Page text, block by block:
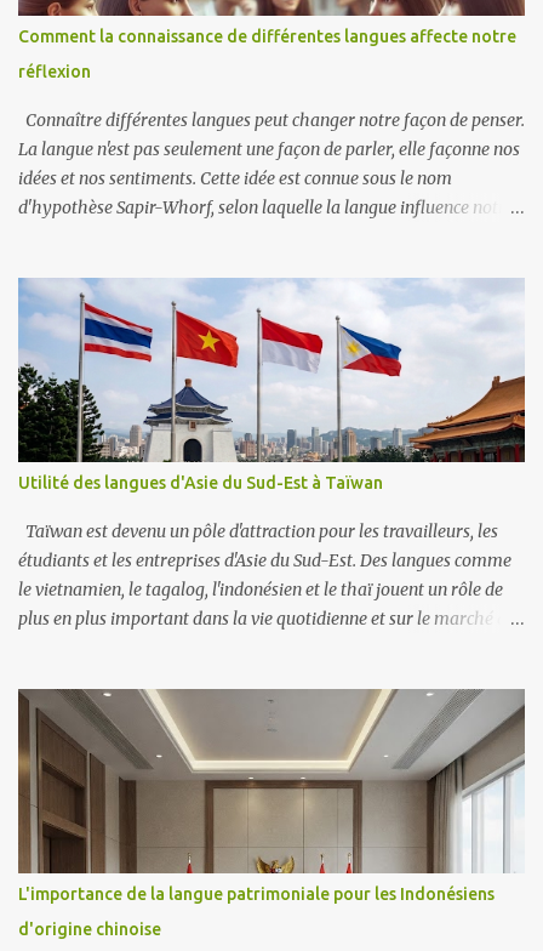
d'occasion importés (origine du mot : Monginsidi Plaza) Pajak =
Marché (lieu d'achat et de vente de légumes, de viande ou de
produits de première nécessité) Pasar = Route pavée Pinggir! = Dit
au conducteur de transport en commun lorsqu'un passa...
Comment la connaissance de différentes langues affecte notre
réflexion
Connaître différentes langues peut changer notre façon de penser.
La langue n'est pas seulement une façon de parler, elle façonne nos
idées et nos sentiments. Cette idée est connue sous le nom
d'hypothèse Sapir-Whorf, selon laquelle la langue influence notre
langues ont des mots et des expressions uniques qui peuvent
changer notre compréhension des choses. Par exemple, le mot
allemand « schadenfreude » décrit notre joie quand quelqu’un
d’autre a un problème. Ce mot spécifique n'existe peut-être pas
dans plusieurs autres langues, ce qui montre comment la langue
peut façonner nos pensées sur les émotions. Parler plus d'une
langue peut rendre notre cerveau plus flexible, ce qui nous permet
de passer plus facilement d'une façon de penser à une autre. Les
personnes bilingues réussissent souvent mieux dans les tâches qui
nécessitent de la...
Utilité des langues d'Asie du Sud-Est à Taïwan
Taïwan est devenu un pôle d'attraction pour les travailleurs, les
étudiants et les entreprises d'Asie du Sud-Est. Des langues comme
le vietnamien, le tagalog, l'indonésien et le thaï jouent un rôle de
plus en plus important dans la vie quotidienne et sur le marché du
Thaïlande. Cela crée une demande de communication dans ces
langues dans des secteurs comme la production manufacturière,
les services à la personne et la construction. Politique
gouvernementale La Nouvelle politique d’ouverture vers le Sud de
Taïwan vise à renforcer ses liens avec l’Asie du Sud-Est. Depuis
2017, le ministère de l’Éducation propose des programmes
linguistiques qui ont permis à plus de 30 000 élèves d’apprendre
l’indonésien, le thaï, le malais, le birman et le vietnamien. Ces
cours incluent désormais le vocabulaire professionnel nécessaire
L'importance de la langue patrimoniale pour les Indonésiens
d'origine chinoise